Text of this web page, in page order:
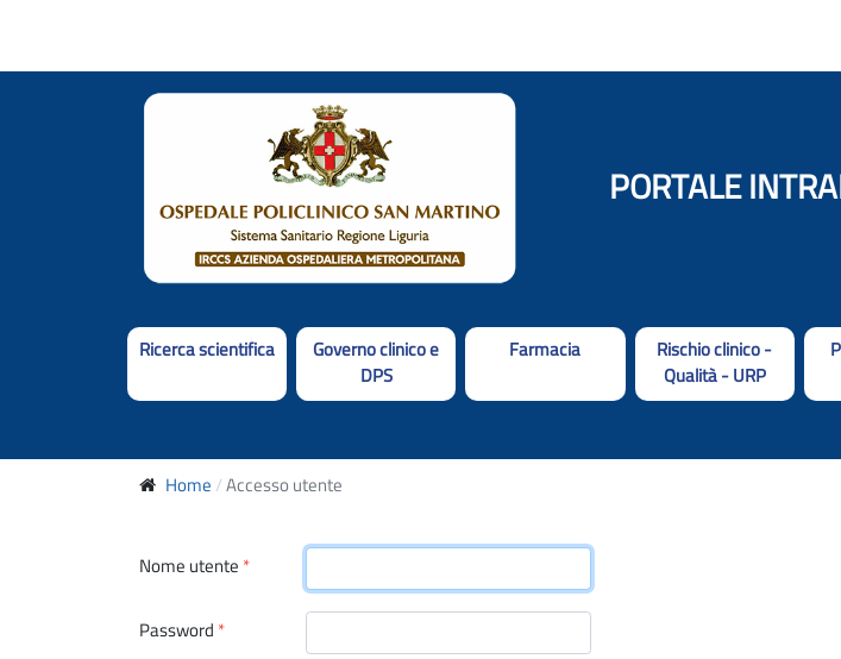
PORTALE
Ricerca scientifica
Governo clinico e
DPS
Farmacia
Rischio clinico -
Qualità - URP
Home Accesso utente
Nome utente *
Password *